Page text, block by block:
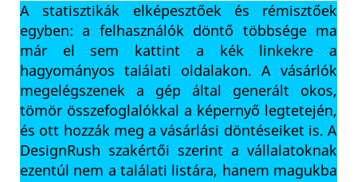
A statisztikák elképesztőek és rémisztőek
egyben: a felhasználók döntő többsége ma
már el sem kattint a kék linkekre a
hagyományos találati oldalakon. A vásárlók
megelégszenek a gép által generált okos,
tömör összefoglalókkal a képernyő legtetején,
és ott hozzák meg a vásárlási döntéseiket is. A
DesignRush szakértői szerint a vállalatoknak
ezentúl nem a találati listára, hanem magukba